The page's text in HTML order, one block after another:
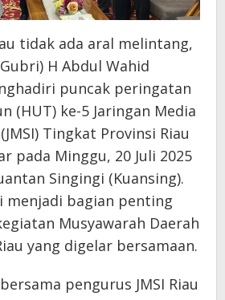
tidak ada aral melintang,
H Abdul Wahid
puncak peringatan
(HUT) ke-5 Jaringan Media
Tingkat Provinsi Riau
pada Minggu, 20 Juli 2025
Singingi (Kuansing).
menjadi bagian penting
Musyawarah Daerah
yang digelar bersamaan.
pengurus JMSI Riau